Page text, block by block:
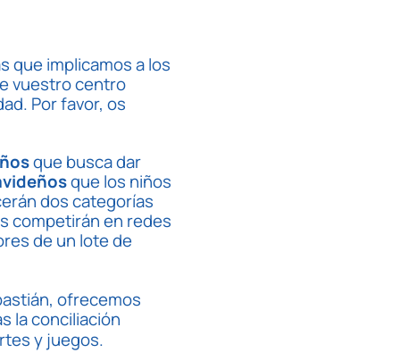
que implicamos a los
vuestro centro
Por favor, os
que busca dar
que los niños
dos categorías
competirán en redes
de un lote de
ofrecemos
la conciliación
y juegos.